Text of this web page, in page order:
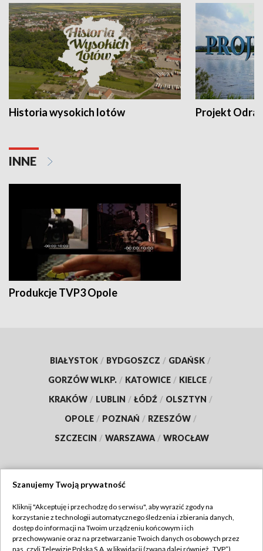
Historia wysokich lotów Projekt Odra
INNE
Produkcje TVP3 Opole
BIAŁYSTOK / BYDGOSZCZ / GDAŃSK /
GORZÓW WLKP. / KATOWICE / KIELCE /
KRAKÓW / LUBLIN / ŁÓDŹ / OLSZTYN /
OPOLE / POZNAŃ / RZESZÓW /
SZCZECIN / WARSZAWA / WROCŁAW
TVP
Abonament TVP
Regulamin TVP
Szanujemy Twoją prywatność
Kliknij "Akceptuję i przechodzę do serwisu", aby wyrazić zgody na
korzystanie z technologii automatycznego śledzenia i zbierania danych,
dostęp do informacji na Twoim urządzeniu końcowym i ich
przechowywanie oraz na przetwarzanie Twoich danych osobowych przez
nas, czyli Telewizję Polską S.A. w likwidacji (zwaną dalej również „TVP”),